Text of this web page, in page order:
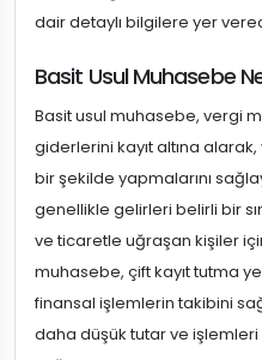
dair detaylı bilgilere yer
Basit Usul Muhasebe
Basit usul muhasebe, vergi
giderlerini kayıt altına
bir şekilde yapmalarını
genellikle gelirleri belirli bir
ve ticaretle uğraşan kişiler
muhasebe, çift kayıt tutma
finansal işlemlerin takibini
daha düşük tutar ve işlemleri